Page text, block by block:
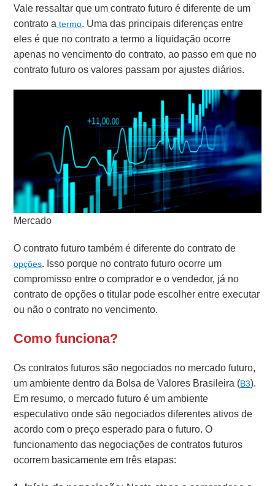
Vale ressaltar que um contrato futuro é diferente de um
contrato a termo. Uma das principais diferenças entre
eles é que no contrato a termo a liquidação ocorre
apenas no vencimento do contrato, ao passo em que no
contrato futuro os valores passam por ajustes diários.
Mercado
O contrato futuro também é diferente do contrato de
opções. Isso porque no contrato futuro ocorre um
compromisso entre o comprador e o vendedor, já no
contrato de opções o titular pode escolher entre executar
ou não o contrato no vencimento.
Como funciona?
Os contratos futuros são negociados no mercado futuro,
um ambiente dentro da Bolsa de Valores Brasileira (B3).
Em resumo, o mercado futuro é um ambiente
especulativo onde são negociados diferentes ativos de
acordo com o preço esperado para o futuro. O
funcionamento das negociações de contratos futuros
ocorrem basicamente em três etapas: